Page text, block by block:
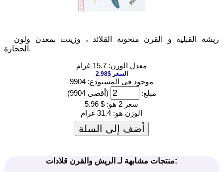
ريشة القبلية و القرن منحوتة القلائد ، وزينت بمعدن ولون
الحجارة.
معدل الوزن: 15.7 غرام
السعر $2.98
موجود في المستودع: 9904
مبلغ:
(أقصى 9904)
سعر 2 هو:
$ 5.96
الوزن هو: 31.4 غرام
أضف إلى السلة
منتجات مشابهة لـ الريش والقرن قلادات: